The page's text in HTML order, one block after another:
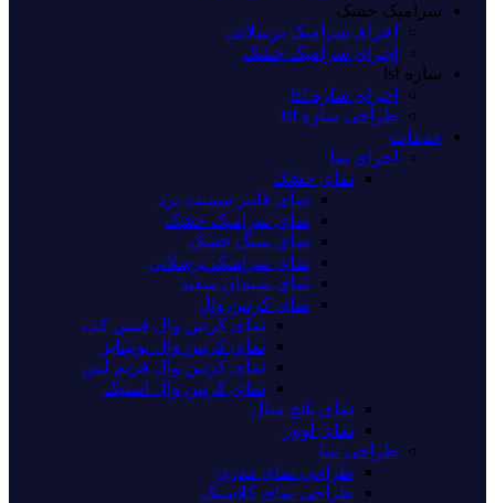
سرامیک خشک
اجرای سرامیک پرسلانی
اجرای سرامیک خشک
سازه lsf
اجرای سازه lsf
طراحی سازه lsf
خدمات
اجرای نما
نمای خشک
نمای فایبر سمنت برد
نمای سرامیک خشک
نمای سنگ خشک
نمای سرامیک پرسلانی
نمای سیمان سفید
نمای کرتین وال
نمای کرتین وال فیس کپ
نمای کرتین وال یونیتایز
نمای کرتین وال فریم لس
نمای کرتین وال استیک
نمای پانچ متال
نمای لوور
طراحی نما
طراحی نمای مدرن
طراحی نمای کلاسیک